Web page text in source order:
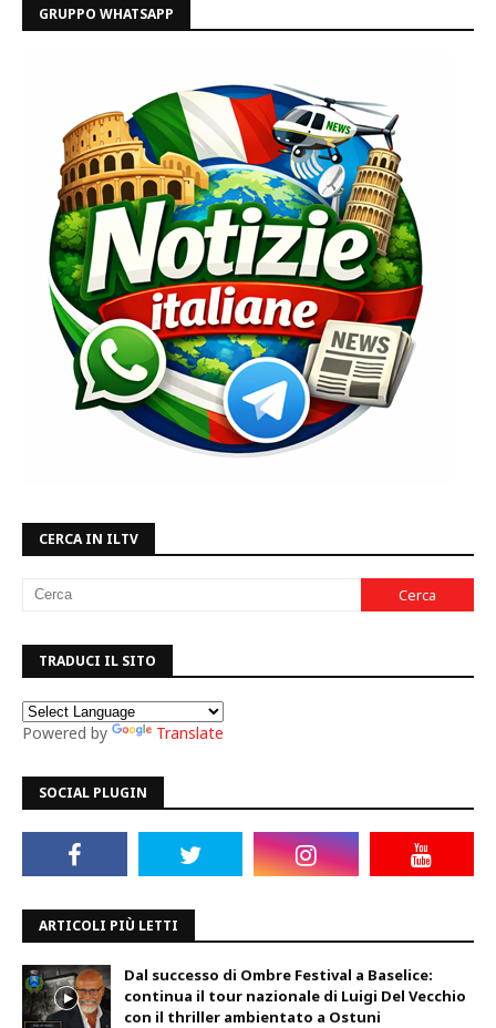
GRUPPO WHATSAPP
CERCA IN ILTV
TRADUCI IL SITO
Powered by Translate
SOCIAL PLUGIN
ARTICOLI PIÙ LETTI
Dal successo di Ombre Festival a Baselice:
continua il tour nazionale di Luigi Del Vecchio
con il thriller ambientato a Ostuni